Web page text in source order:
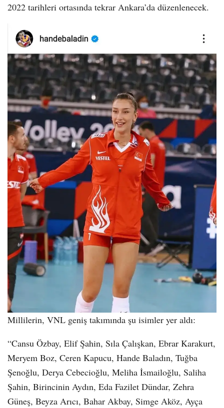
2022 tarihleri ortasında tekrar Ankara’da düzenlenecek.
Millilerin, VNL geniş takımında şu isimler yer aldı:
“Cansu Özbay, Elif Şahin, Sıla Çalışkan, Ebrar Karakurt,
Meryem Boz, Ceren Kapucu, Hande Baladın, Tuğba
Şenoğlu, Derya Cebecioğlu, Meliha İsmailoğlu, Saliha
Şahin, Birincinin Aydın, Eda Fazilet Dündar, Zehra
Güneş, Beyza Arıcı, Bahar Akbay, Simge Aköz, Ayça